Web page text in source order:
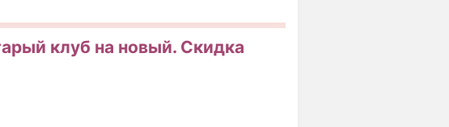
клуб на новый. Скидка